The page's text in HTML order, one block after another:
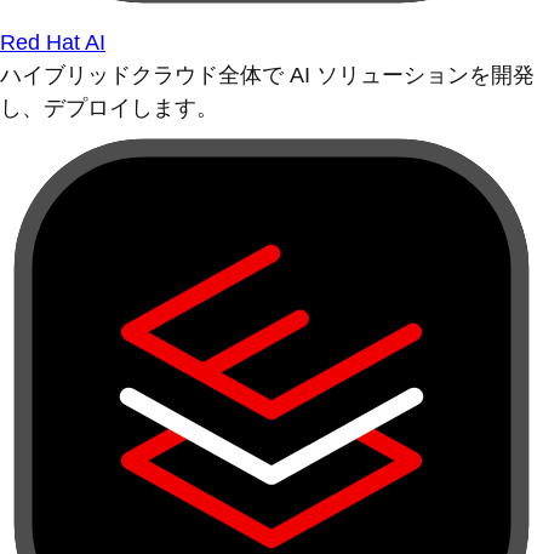
Red Hat AI
ハイブリッドクラウド全体で AI ソリューションを開発
し、デプロイします。